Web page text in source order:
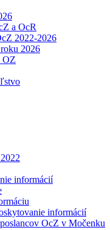
a OcR
2022-2026
2026
OZ
informácií
informácií
OcZ v Močenku